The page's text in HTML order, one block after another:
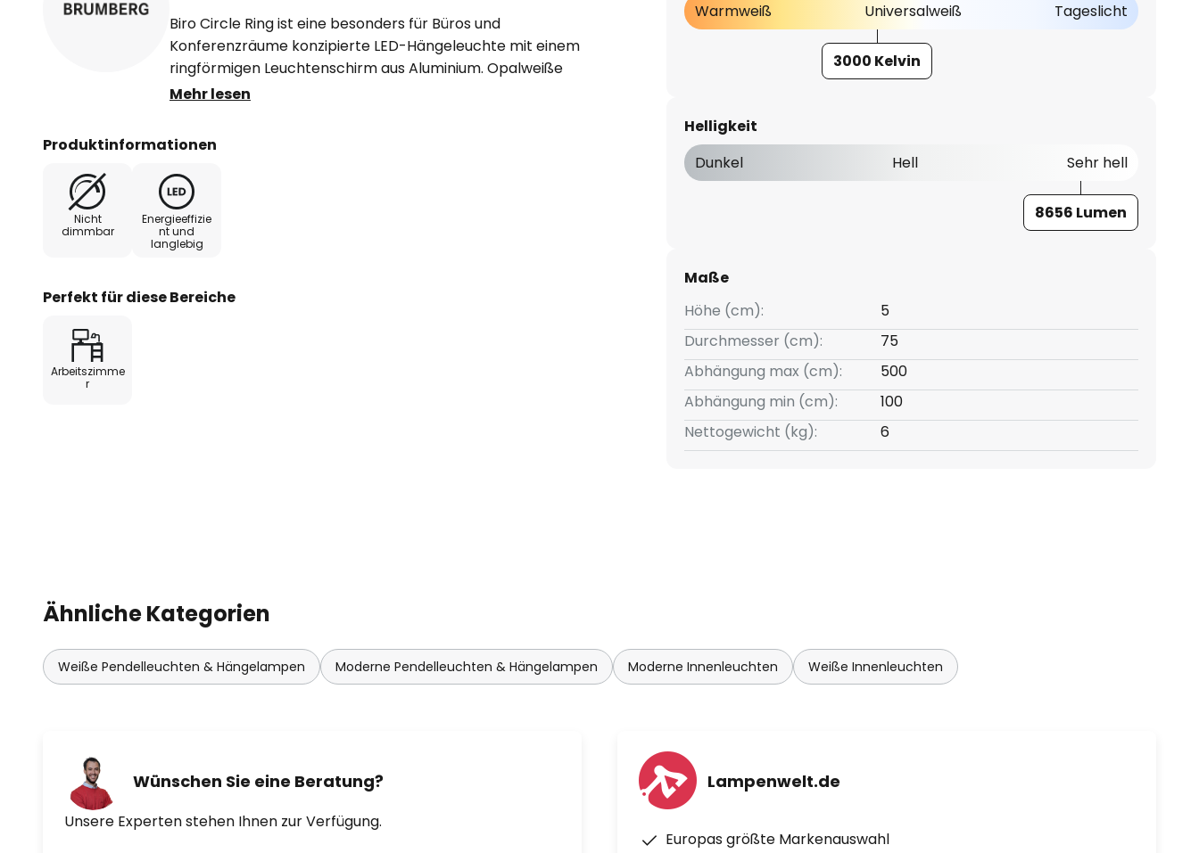
Biro Circle Ring ist eine besonders für Büros und
Konferenzräume konzipierte LED-Hängeleuchte mit einem
ringförmigen Leuchtenschirm aus Aluminium. Opalweiße
Abdeckungen aus Kunststoff lassen das Licht der im Ring
abstrahlen. Die Aufhängung erfolgt mittels feiner Stahlseile, die
- Lichtabstrahlung 70 % direkt, 30 % indirekt
- mit rotationssymmetrisch tief-breit-strahlender
Lichtstärkeverteilung
- Lebensdauer L70/B50 bei 25 °C: 276.000 h, Lebensdauer
Mehr lesen
Produktinformationen
Nicht
dimmbar
Energieeffizie
nt und
langlebig
Perfekt für diese Bereiche
Arbeitszimme
r
Warmweiß
Universalweiß Tageslicht
3000 Kelvin
Helligkeit
Dunkel
Hell Sehr hell
8656 Lumen
Maße
Höhe (cm):
5
Durchmesser (cm):
75
Abhängung max (cm):
500
Abhängung min (cm):
100
Nettogewicht (kg):
6
Ähnliche Kategorien
Weiße Pendelleuchten & Hängelampen Moderne Pendelleuchten & Hängelampen Moderne Innenleuchten Weiße Innenleuchten
Wünschen Sie eine Beratung?
Unsere Experten stehen Ihnen zur Verfügung.
Lampenwelt.de
Europas größte Markenauswahl